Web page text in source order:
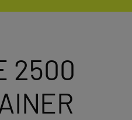
2500